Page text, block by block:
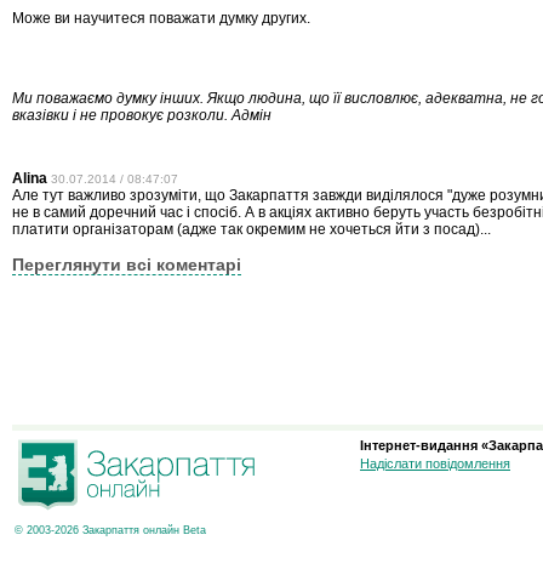
Може ви научитеся поважати думку других.
Ми поважаємо думку інших. Якщо людина, що її висловлює, адекватна, не
вказівки і не провокує розколи. Адмін
Alina 30.07.2014 / 08:47:07
Але тут важливо зрозуміти, що Закарпаття завжди виділялося "дуже
не в самий доречний час і спосіб. А в акціях активно беруть участь
платити організаторам (адже так окремим не хочеться йти з посад)...
Переглянути всі коментарі
© 2003-2026 Закарпаття онлайн Beta
Інтернет-видання
Надіслати повідомлення